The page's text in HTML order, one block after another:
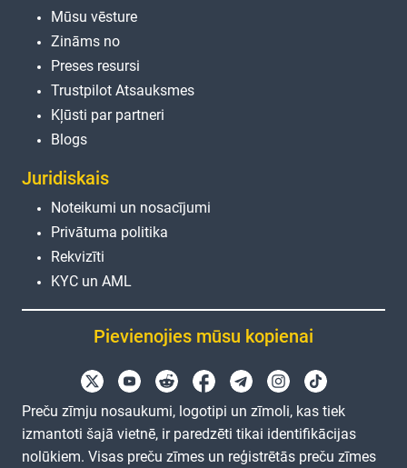
Mūsu vēsture
Zināms no
Preses resursi
Trustpilot Atsauksmes
Kļūsti par partneri
Blogs
Juridiskais
Noteikumi un nosacījumi
Privātuma politika
Rekvizīti
KYC un AML
Pievienojies mūsu kopienai
Preču zīmju nosaukumi, logotipi un zīmoli, kas tiek
izmantoti šajā vietnē, ir paredzēti tikai identifikācijas
nolūkiem. Visas preču zīmes un reģistrētās preču zīmes